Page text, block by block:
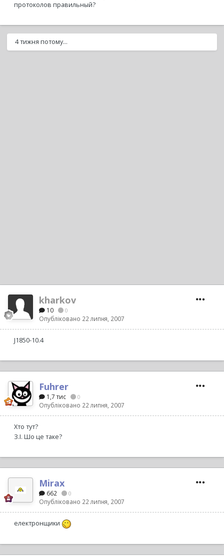
протоколов правильный?
4 тижня потому...
kharkov
10 0
Опубліковано 22 липня, 2007
J1850-10.4
Fuhrer
1,7 тис 0
Опубліковано 22 липня, 2007
Хто тут?
З.І. Шо це таке?
Mirax
662 0
Опубліковано 22 липня, 2007
електронщики